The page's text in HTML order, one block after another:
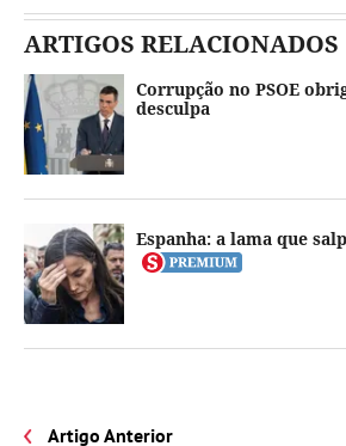
ARTIGOS RELACIONADOS
Corrupção no PSOE
desculpa
Espanha: a lama que
Artigo Anterior